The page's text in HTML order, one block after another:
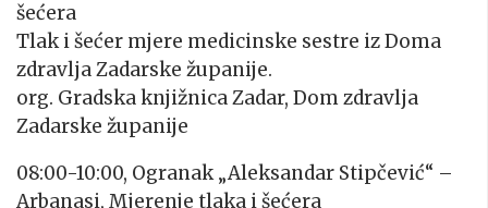
šećera
Tlak i šećer mjere medicinske sestre iz Doma
zdravlja Zadarske županije.
org. Gradska knjižnica Zadar, Dom zdravlja
Zadarske županije
08:00-10:00, Ogranak „Aleksandar Stipčević“ –
Arbanasi, Mjerenje tlaka i šećera